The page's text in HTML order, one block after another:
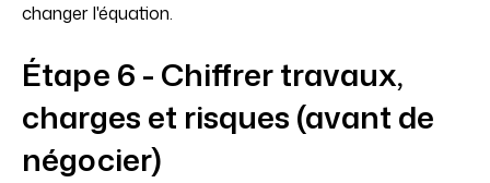
changer l'équation.
Étape 6 - Chiffrer travaux,
charges et risques (avant de
négocier)